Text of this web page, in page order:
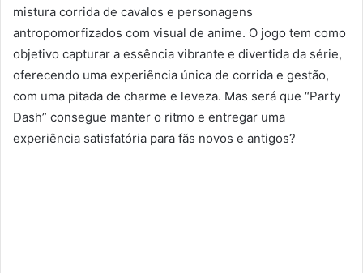
mistura corrida de cavalos e personagens
antropomorfizados com visual de anime. O jogo tem como
objetivo capturar a essência vibrante e divertida da série,
oferecendo uma experiência única de corrida e gestão,
com uma pitada de charme e leveza. Mas será que “Party
Dash” consegue manter o ritmo e entregar uma
experiência satisfatória para fãs novos e antigos?